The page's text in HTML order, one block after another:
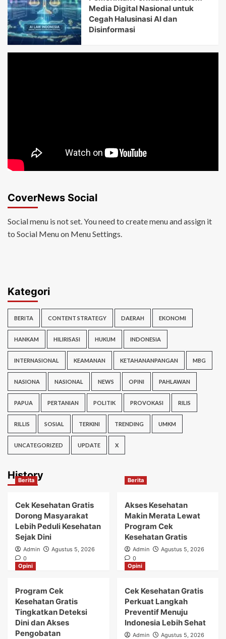
Media Digital Nasional untuk
Cegah Halusinasi AI dan
Disinformasi
CoverNews Social
Social menu is not set. You need to create menu and assign it
to Social Menu on Menu Settings.
Kategori
BERITA CONTENT STRATEGY DAERAH EKONOMI
HANKAM HILIRISASI HUKUM INDONESIA
INTERNASIONAL KEAMANAN KETAHANANPANGAN MBG
NASIONA NASIONAL NEWS OPINI PAHLAWAN
PAPUA PERTANIAN POLITIK PROVOKASI RILIS
RILLIS SOSIAL TERKINI TRENDING UMKM
UNCATEGORIZED UPDATE X
History
Berita
Cek Kesehatan Gratis
Dorong Masyarakat
Lebih Peduli Kesehatan
Sejak Dini
Admin
Agustus 5, 2026
0
Berita
Akses Kesehatan
Makin Merata Lewat
Program Cek
Kesehatan Gratis
Admin
Agustus 5, 2026
0
Opini
Program Cek
Kesehatan Gratis
Tingkatkan Deteksi
Dini dan Akses
Pengobatan
Opini
Cek Kesehatan Gratis
Perkuat Langkah
Preventif Menuju
Indonesia Lebih Sehat
Admin
Agustus 5, 2026